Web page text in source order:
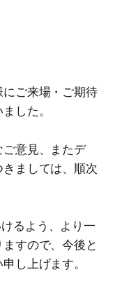
ご来場・ご期待
した。
意見、またデ
ましては、順次
るよう、より一
すので、今後と
し上げます。